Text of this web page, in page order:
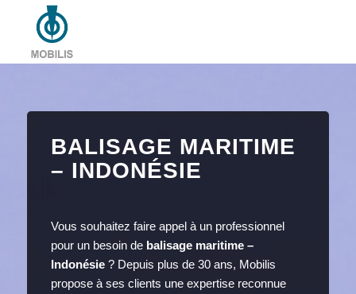
BALISAGE MARITIME
– INDONÉSIE
Vous souhaitez faire appel à un professionnel
pour un besoin de balisage maritime –
Indonésie? Depuis plus de 30 ans, Mobilis
propose à ses clients une expertise reconnue